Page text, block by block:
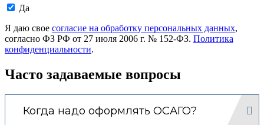
Даю
на
обработку
моих
данных.
Да
Я даю свое согласие на обработку персональных данных,
согласно ФЗ РФ от 27 июля 2006 г. № 152-ФЗ. Политика
конфиденциальности.
Часто задаваемые вопросы
Когда надо оформлять ОСАГО?